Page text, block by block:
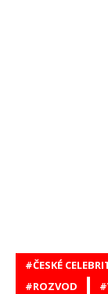
ČESKÉ
ROZVOD